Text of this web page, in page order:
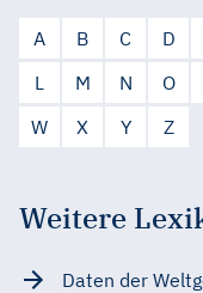
A B C D
L
M N O
W
X Y Z
Weitere
Daten der